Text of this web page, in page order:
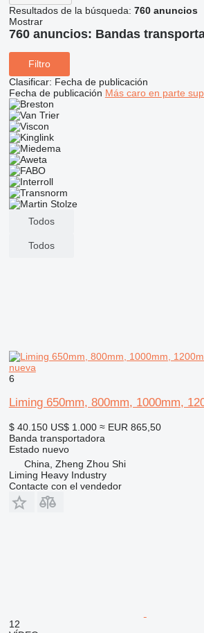
Resultados de la búsqueda: 760 anuncios
Mostrar
760 anuncios: Bandas
Filtro
Clasificar: Fecha de publicación
Fecha de publicación Más caro en parte
Todos
Todos
nueva
6
Liming 650mm, 800mm, 1000mm,
$ 40.150 US$ 1.000 ≈ EUR 865,50
Banda transportadora
Estadonuevo
China, Zheng Zhou Shi
Liming Heavy Industry
Contacte con el vendedor
12